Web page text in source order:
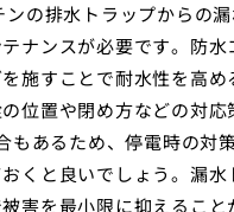
の排水トラップからの
ナンスが必要です。防
施すことで耐水性を高
位置や閉め方などの対
もあるため、停電時の対
くと良いでしょう。漏
害を最小限に抑えるこ